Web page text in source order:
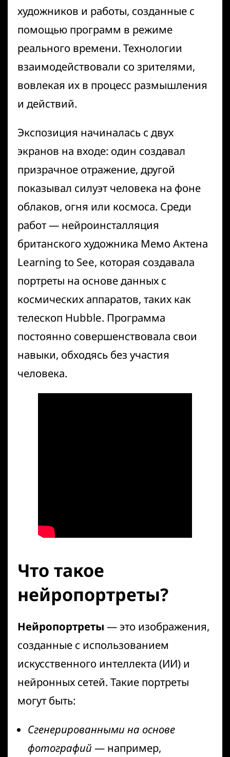
художников и работы, созданные с
помощью программ в режиме
реального времени. Технологии
взаимодействовали со зрителями,
вовлекая их в процесс размышления
и действий.
Экспозиция начиналась с двух
экранов на входе: один создавал
призрачное отражение, другой
показывал силуэт человека на фоне
облаков, огня или космоса. Среди
работ — нейроинсталляция
британского художника Мемо Актена
Learning to See, которая создавала
портреты на основе данных с
космических аппаратов, таких как
телескоп Hubble. Программа
постоянно совершенствовала свои
навыки, обходясь без участия
человека.
Что такое
нейропортреты?
Нейропортреты — это изображения,
созданные с использованием
искусственного интеллекта (ИИ) и
нейронных сетей. Такие портреты
могут быть:
Сгенерированными на основе
фотографий — например,